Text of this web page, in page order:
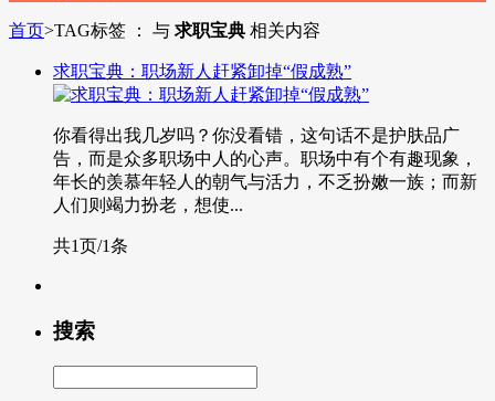
首页>TAG标签 ： 与 求职宝典 相关内容
求职宝典：职场新人赶紧卸掉“假成熟”
你看得出我几岁吗？你没看错，这句话不是护肤品广
告，而是众多职场中人的心声。职场中有个有趣现象，
年长的羡慕年轻人的朝气与活力，不乏扮嫩一族；而新
人们则竭力扮老，想使...
共1页/1条
搜索